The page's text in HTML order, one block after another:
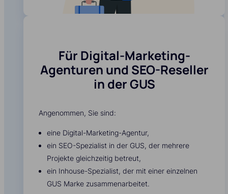
Für Digital-Marketing-
Agenturen und SEO-Reseller
in der GUS
Angenommen, Sie sind:
eine Digital-Marketing-Agentur,
ein SEO-Spezialist in der GUS, der mehrere
Projekte gleichzeitig betreut,
ein Inhouse-Spezialist, der mit einer einzelnen
GUS Marke zusammenarbeitet.